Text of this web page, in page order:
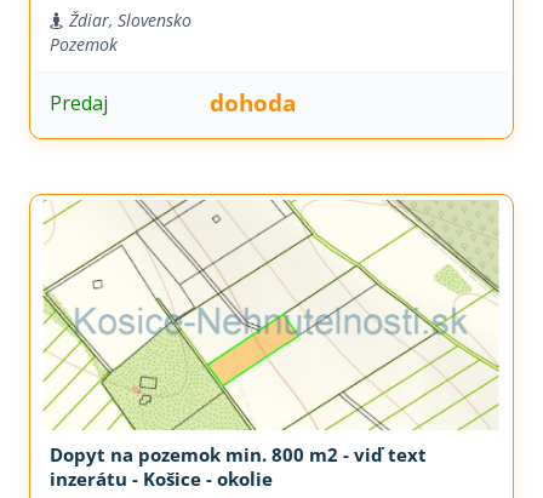
Ždiar, Slovensko
Pozemok
Predaj dohoda
Dopyt na pozemok min. 800 m2 - viď text
inzerátu - Košice - okolie